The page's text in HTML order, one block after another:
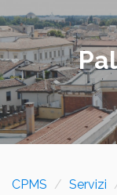
CPMS Servizi